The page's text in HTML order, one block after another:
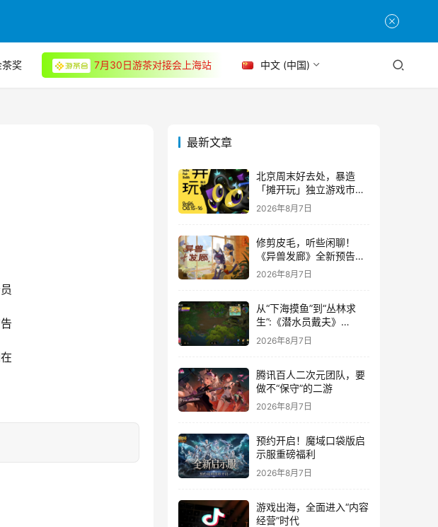
奖 7月30日游茶对接会上海站 中文 (中国)
最新文章
北京周末好去处，暴造
「摊开玩」独立游戏市集
正式开票！
2026年8月7日
修剪皮毛，听些闲聊！
《异兽发廊》全新预告与
Steam免费试玩公开
2026年8月7日
从“下海摸鱼”到“丛林求
生”:《潜水员戴夫》
DLC《丛林》移动端定档
8月14日
2026年8月7日
腾讯百人二次元团队，要
做不“保守”的二游
2026年8月7日
预约开启！魔域口袋版启
示服重磅福利
2026年8月7日
游戏出海，全面进入“内容
经营”时代